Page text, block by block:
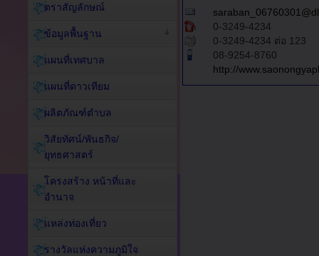
0-3249-4234
0-3249-4234 ต่อ 123
08-9254-8760
http://
ตราสัญลักษณ์
ข้อมูลพื้นฐาน
แผนที่เทศบาล
แผนที่ดาวเทียม
ผลิตภัณฑ์ตำบล
วิสัยทัศน์/พันธกิจ/
ยุทธศาสตร์
โครงสร้าง หน้าที่และ
อำนาจ
แหล่งท่องเที่ยว
รางวัลแห่งความภูมิใจ